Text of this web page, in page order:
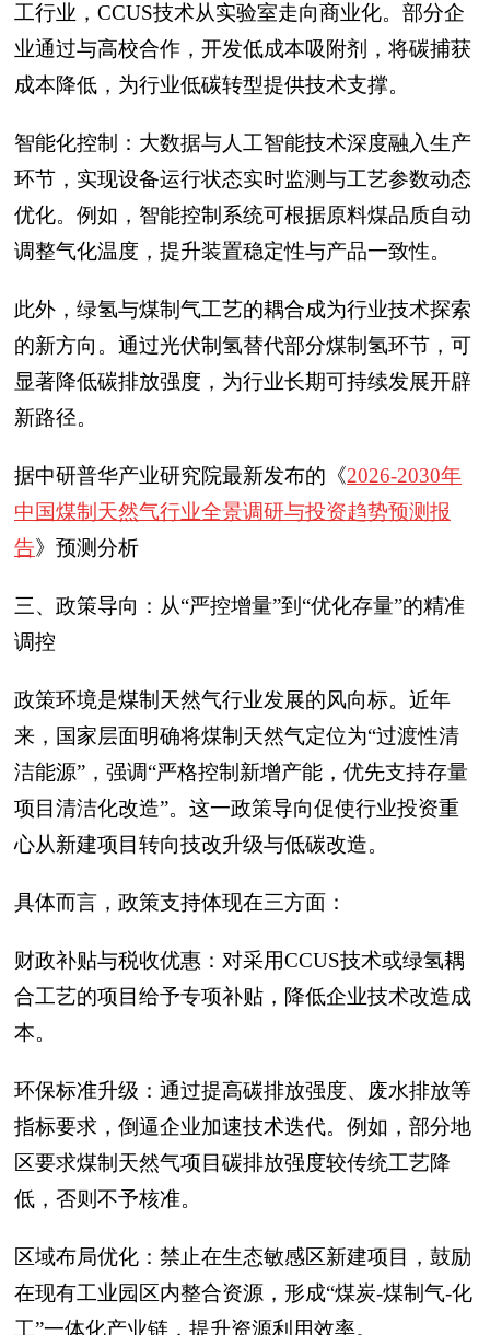
工行业，CCUS技术从实验室走向商业化。部分企
业通过与高校合作，开发低成本吸附剂，将碳捕获
成本降低，为行业低碳转型提供技术支撑。
智能化控制：大数据与人工智能技术深度融入生产
环节，实现设备运行状态实时监测与工艺参数动态
优化。例如，智能控制系统可根据原料煤品质自动
调整气化温度，提升装置稳定性与产品一致性。
此外，绿氢与煤制气工艺的耦合成为行业技术探索
的新方向。通过光伏制氢替代部分煤制氢环节，可
显著降低碳排放强度，为行业长期可持续发展开辟
新路径。
据中研普华产业研究院最新发布的《2026-2030年
中国煤制天然气行业全景调研与投资趋势预测报
告》预测分析
三、政策导向：从“严控增量”到“优化存量”的精准
调控
政策环境是煤制天然气行业发展的风向标。近年
来，国家层面明确将煤制天然气定位为“过渡性清
洁能源”，强调“严格控制新增产能，优先支持存量
项目清洁化改造”。这一政策导向促使行业投资重
心从新建项目转向技改升级与低碳改造。
具体而言，政策支持体现在三方面：
财政补贴与税收优惠：对采用CCUS技术或绿氢耦
合工艺的项目给予专项补贴，降低企业技术改造成
本。
环保标准升级：通过提高碳排放强度、废水排放等
指标要求，倒逼企业加速技术迭代。例如，部分地
区要求煤制天然气项目碳排放强度较传统工艺降
低，否则不予核准。
区域布局优化：禁止在生态敏感区新建项目，鼓励
在现有工业园区内整合资源，形成“煤炭-煤制气-化
工”一体化产业链，提升资源利用效率。